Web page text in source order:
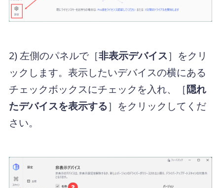
2) 左側のパネルで［非表示デバイス］をクリ
ックします。表示したいデバイスの横にある
チェックボックスにチェックを入れ、［隠れ
たデバイスを表示する］をクリックしてくだ
さい。